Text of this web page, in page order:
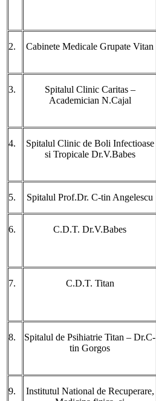
2. Cabinete Medicale Grupate Vitan
3.
Spitalul Clinic Caritas –
Academician N.Cajal
4.
Spitalul Clinic de Boli Infectioase
si Tropicale Dr.V.Babes
5. Spitalul Prof.Dr. C-tin Angelescu
6. C.D.T. Dr.V.Babes
7. C.D.T. Titan
8.
Spitalul de Psihiatrie Titan – Dr.C-
tin Gorgos
9.
Institutul National de Recuperare,